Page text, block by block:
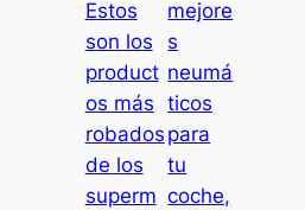
Estos
son los
product
os más
robados
de los
superm
mejore
s
neumá
ticos
para
tu
coche,